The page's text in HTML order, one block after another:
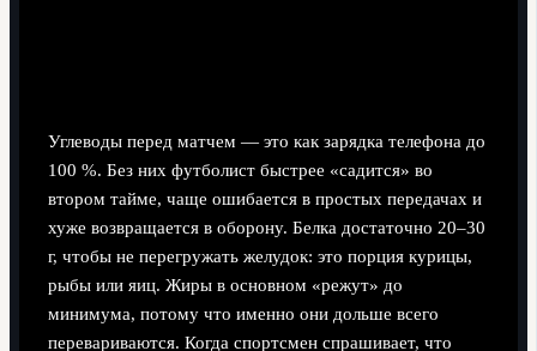
Углеводы перед матчем — это как зарядка телефона до
100 %. Без них футболист быстрее «садится» во
втором тайме, чаще ошибается в простых передачах и
хуже возвращается в оборону. Белка достаточно 20–30
г, чтобы не перегружать желудок: это порция курицы,
рыбы или яиц. Жиры в основном «режут» до
минимума, потому что именно они дольше всего
перевариваются. Когда спортсмен спрашивает, что